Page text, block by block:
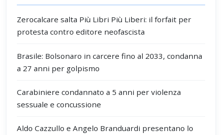
Zerocalcare salta Più Libri Più Liberi: il forfait per
protesta contro editore neofascista
Brasile: Bolsonaro in carcere fino al 2033, condanna
a 27 anni per golpismo
Carabiniere condannato a 5 anni per violenza
sessuale e concussione
Aldo Cazzullo e Angelo Branduardi presentano lo